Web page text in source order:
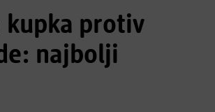
kupka protiv
najbolji